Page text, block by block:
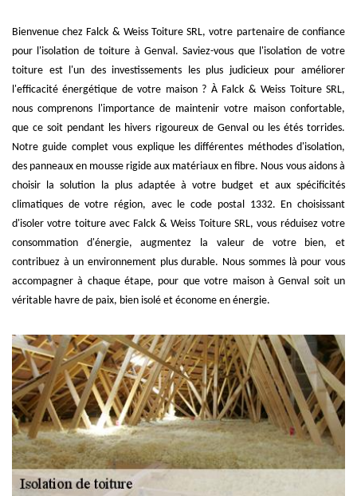
Bienvenue chez Falck & Weiss Toiture SRL, votre partenaire de confiance
pour l'isolation de toiture à Genval. Saviez-vous que l'isolation de votre
toiture est l'un des investissements les plus judicieux pour améliorer
l'efficacité énergétique de votre maison ? À Falck & Weiss Toiture SRL,
nous comprenons l'importance de maintenir votre maison confortable,
que ce soit pendant les hivers rigoureux de Genval ou les étés torrides.
Notre guide complet vous explique les différentes méthodes d'isolation,
des panneaux en mousse rigide aux matériaux en fibre. Nous vous aidons à
choisir la solution la plus adaptée à votre budget et aux spécificités
climatiques de votre région, avec le code postal 1332. En choisissant
d'isoler votre toiture avec Falck & Weiss Toiture SRL, vous réduisez votre
consommation d'énergie, augmentez la valeur de votre bien, et
contribuez à un environnement plus durable. Nous sommes là pour vous
accompagner à chaque étape, pour que votre maison à Genval soit un
véritable havre de paix, bien isolé et économe en énergie.